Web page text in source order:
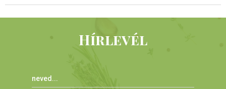
Hírlevél